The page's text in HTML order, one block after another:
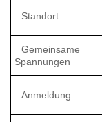
Standort
Gemeinsame
Spannungen
Anmeldung